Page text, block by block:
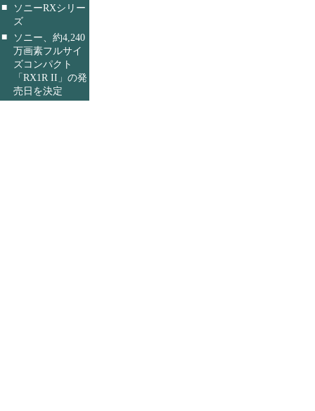
■
ソニーRXシリー
ズ
■
ソニー、約4,240
万画素フルサイ
ズコンパクト
「RX1R II」の発
売日を決定